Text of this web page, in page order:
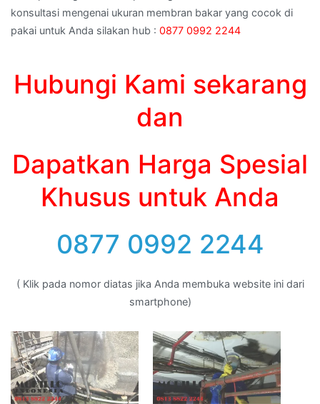
konsultasi mengenai ukuran membran bakar yang cocok di
pakai untuk Anda silakan hub : 0877 0992 2244
Hubungi Kami sekarang
dan
Dapatkan Harga Spesial
Khusus untuk Anda
0877 0992 2244
( Klik pada nomor diatas jika Anda membuka website ini dari
smartphone)